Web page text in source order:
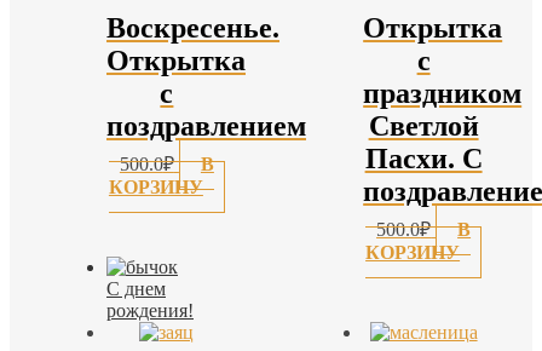
Воскресенье.
Открытка
с
поздравлением
500.0₽
В
КОРЗИНУ
Открытка
с
праздником
Светлой
Пасхи. С
500.0₽
В
КОРЗИНУ
С днем
рождения!